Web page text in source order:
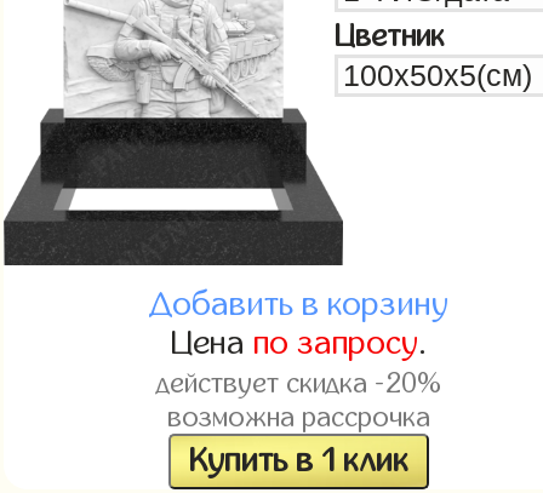
Цветник
Добавить в корзину
Цена по запросу.
действует скидка -20%
возможна рассрочка
Купить в 1 клик